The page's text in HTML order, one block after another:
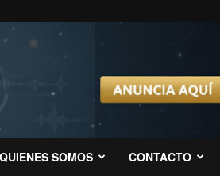
QUIENES SOMOS CONTACTO